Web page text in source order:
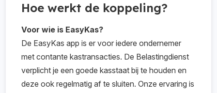
Hoe werkt de koppeling?
Voor wie is EasyKas?
De EasyKas app is er voor iedere ondernemer
met contante kastransacties. De Belastingdienst
verplicht je een goede kasstaat bij te houden en
deze ook regelmatig af te sluiten. Onze ervaring is